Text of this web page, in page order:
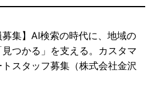
募集】AI検索の時代に、地域の
つかる」を支える。カスタマ
スタッフ募集（株式会社金沢